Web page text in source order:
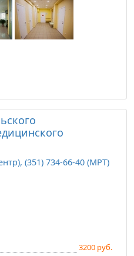
(351) 734-66-40 (МРТ)
3200 руб.